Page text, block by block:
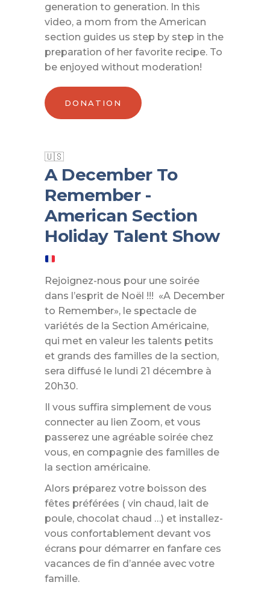
generation to generation. In this
video, a mom from the American
section guides us step by step in the
preparation of her favorite recipe. To
be enjoyed without moderation!
DONATION
A December To
Remember -
American Section
Holiday Talent Show
Rejoignez-nous pour une soirée
dans l’esprit de Noël !!! «A December
to Remember», le spectacle de
variétés de la Section Américaine,
qui met en valeur les talents petits
et grands des familles de la section,
sera diffusé le lundi 21 décembre à
20h30.
Il vous suffira simplement de vous
connecter au lien Zoom, et vous
passerez une agréable soirée chez
vous, en compagnie des familles de
la section américaine.
Alors préparez votre boisson des
fêtes préférées ( vin chaud, lait de
poule, chocolat chaud …) et installez-
vous confortablement devant vos
écrans pour démarrer en fanfare ces
vacances de fin d’année avec votre
famille.